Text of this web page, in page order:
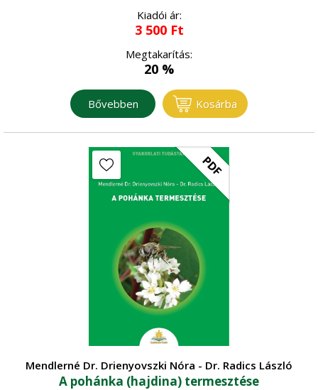
Kiadói ár:
3 500Ft
Megtakarítás:
20 %
Bővebben Kosárba
PDF
Mendlerné Dr. Drienyovszki Nóra - Dr. Radics László
A pohánka (hajdina) termesztése